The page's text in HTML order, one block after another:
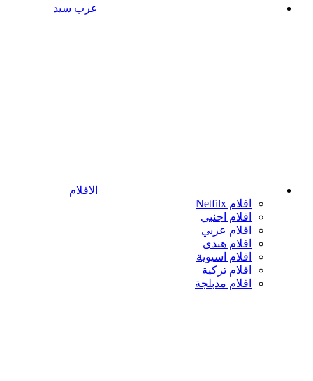
عرب سيد
الافلام
افلام Netfilx
افلام اجنبي
افلام عربي
افلام هندى
افلام اسيوية
افلام تركية
افلام مدبلجة